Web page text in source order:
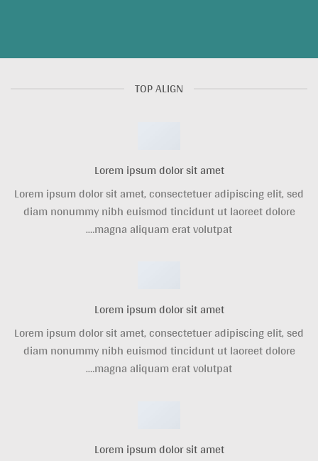
TOP ALIGN
Lorem ipsum dolor sit amet
Lorem ipsum dolor sit amet, consectetuer adipiscing elit, sed
diam nonummy nibh euismod tincidunt ut laoreet dolore
magna aliquam erat volutpat….
Lorem ipsum dolor sit amet
Lorem ipsum dolor sit amet, consectetuer adipiscing elit, sed
diam nonummy nibh euismod tincidunt ut laoreet dolore
magna aliquam erat volutpat….
Lorem ipsum dolor sit amet